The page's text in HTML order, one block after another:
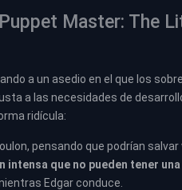
Master: The
a un asedio en el que los
a las necesidades de
ridícula:
pensando que podrían
intensa que no pueden tener
Edgar conduce.